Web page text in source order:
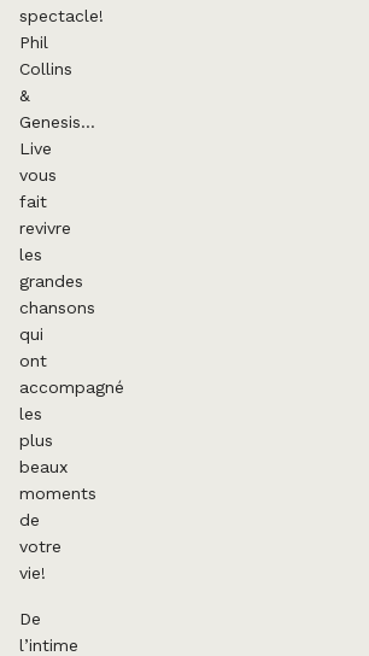
spectacle!
Phil
Collins
&
Genesis…
Live
vous
fait
revivre
les
grandes
chansons
qui
ont
accompagné
les
plus
beaux
moments
de
votre
vie!
De
l’intime